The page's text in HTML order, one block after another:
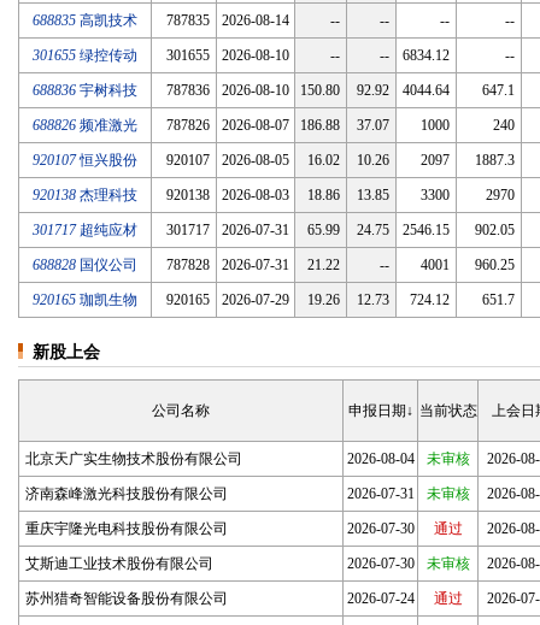
688835 高凯技术 787835 2026-08-14 -- -- -- --
301655 绿控传动 301655 2026-08-10 -- -- 6834.12 --
688836 宇树科技 787836 2026-08-10 150.80 92.92 4044.64 647.1
688826 频准激光 787826 2026-08-07 186.88 37.07 1000 240
920107恒兴股份 920107 2026-08-05 16.02 10.26 2097 1887.3
920138 杰理科技 920138 2026-08-03 18.86 13.85 3300 2970
301717 超纯应材 301717 2026-07-31 65.99 24.75 2546.15 902.05
688828 国仪公司 787828 2026-07-31 21.22 -- 4001 960.25
920165 珈凯生物 920165 2026-07-29 19.26 12.73 724.12 651.7
新股上会
公司名称 申报日期↓ 当前状态 上会日
北京天广实生物技术股份有限公司 2026-08-04 未审核 2026-
济南森峰激光科技股份有限公司 2026-07-31 未审核 2026-
重庆宇隆光电科技股份有限公司 2026-07-30 通过 2026-
艾斯迪工业技术股份有限公司 2026-07-30 未审核 2026-
苏州猎奇智能设备股份有限公司 2026-07-24 通过 2026-